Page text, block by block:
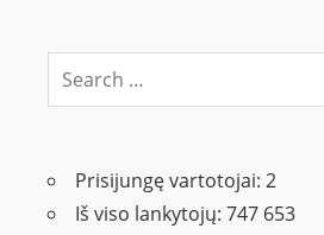
Prisijungę vartotojai: 2
Iš viso lankytojų: 747 653